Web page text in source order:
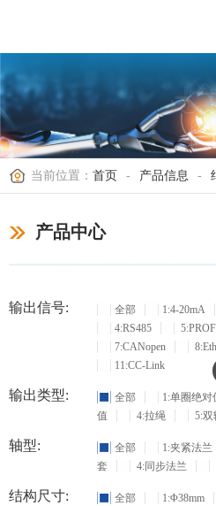
当前位置： 首页 - 产品信息 -
产品中心
输出信号: 全部 1:4-20mA
4:RS485
7:CANopen
11:CC-Link
输出类型: 全部 1:单圈绝对
值
4:拉绳 5:双
轴型: 全部 1:夹紧法兰
套
4:同步法兰
结构尺寸: 全部 1:Φ38mm